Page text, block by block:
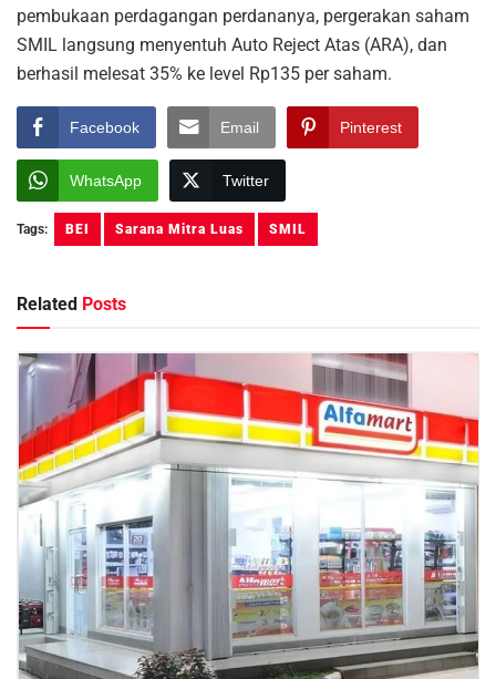
pembukaan perdagangan perdananya, pergerakan saham
SMIL langsung menyentuh Auto Reject Atas (ARA), dan
berhasil melesat 35% ke level Rp135 per saham.
Facebook Email Pinterest
WhatsApp Twitter
Tags: BEI Sarana Mitra Luas SMIL
Related Posts